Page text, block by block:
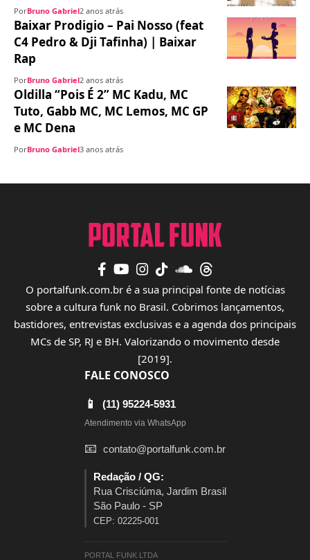
PorBruno Gabriel2 anos atrás
Baixar Prodigio – Pai Nosso (feat
C4 Pedro & Dji Tafinha) | Baixar
Rap
PorBruno Gabriel2 anos atrás
Oldilla “Pois É 2” MC Kadu, MC
Tuto, Gabb MC, MC Lemos, MC GP
e MC Dena
PorBruno Gabriel3 anos atrás
O portalfunk.com.br é a sua principal fonte de notícias
sobre a cultura funk no Brasil. Cobrimos lançamentos,
bastidores, entrevistas exclusivas e a agenda dos principais
MCs de SP, RJ e BH. Valorizando o movimento desde
[2019].
FALE CONOSCO
📱 (11) 95224-5931
Atendimento via WhatsApp
📧 contato@portalfunk.com.br
Redação / QG:
Rua Crisciúma, Jardim Brasil
São Paulo - SP
CEP: 02225-001
PORTAL FUNK LTDA